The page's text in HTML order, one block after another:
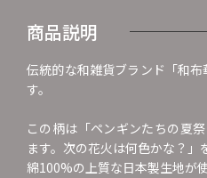
商品説明
伝統的な和雑貨ブランド「和
す。
この柄は「ペンギンたちの夏
ます。次の花火は何色かな？」
綿100%の上質な日本製生地が